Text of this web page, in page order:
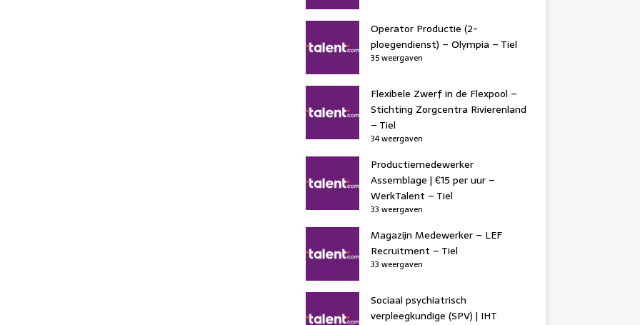
Operator Productie (2-
ploegendienst) – Olympia – Tiel
35 weergaven
Flexibele Zwerf in de Flexpool –
Stichting Zorgcentra Rivierenland
– Tiel
34 weergaven
Productiemedewerker
Assemblage | €15 per uur –
WerkTalent – Tiel
33 weergaven
Magazijn Medewerker – LEF
Recruitment – Tiel
33 weergaven
Sociaal psychiatrisch
verpleegkundige (SPV) | IHT